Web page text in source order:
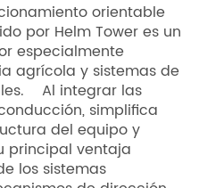
orientable
por Helm Tower es un
especialmente
agrícola y sistemas de
Al integrar las
simplifica
del equipo y
ventaja
los sistemas